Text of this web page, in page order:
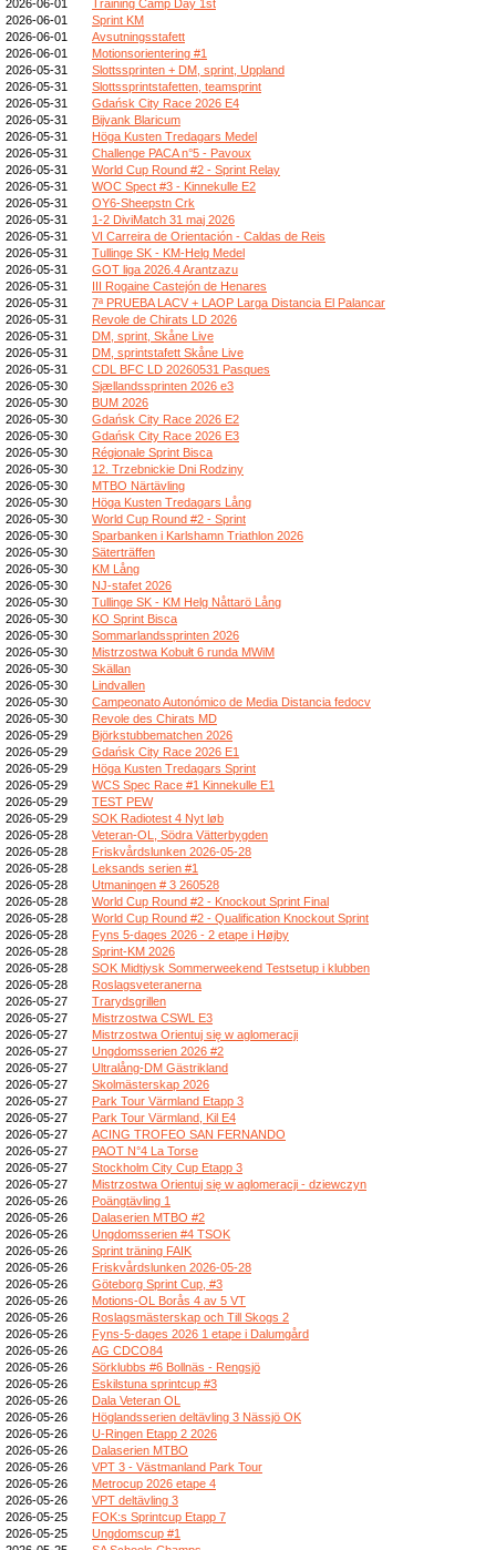
2026-06-01
Training Camp Day 1st
2026-06-01
Sprint KM
2026-06-01
Avsutningsstafett
2026-06-01
Motionsorientering #1
2026-05-31
Slottssprinten + DM, sprint, Uppland
2026-05-31
Slottssprintstafetten, teamsprint
2026-05-31
Gdańsk City Race 2026 E4
2026-05-31
Bijvank Blaricum
2026-05-31
Höga Kusten Tredagars Medel
2026-05-31
Challenge PACA n°5 - Pavoux
2026-05-31
World Cup Round #2 - Sprint Relay
2026-05-31
WOC Spect #3 - Kinnekulle E2
2026-05-31
OY6-Sheepstn Crk
2026-05-31
1-2 DiviMatch 31 maj 2026
2026-05-31
VI Carreira de Orientación - Caldas de Reis
2026-05-31
Tullinge SK - KM-Helg Medel
2026-05-31
GOT liga 2026.4 Arantzazu
2026-05-31
III Rogaine Castejón de Henares
2026-05-31
7ª PRUEBA LACV + LAOP Larga Distancia El Palancar
2026-05-31
Revole de Chirats LD 2026
2026-05-31
DM, sprint, Skåne Live
2026-05-31
DM, sprintstafett Skåne Live
2026-05-31
CDL BFC LD 20260531 Pasques
2026-05-30
Sjællandssprinten 2026 e3
2026-05-30
BUM 2026
2026-05-30
Gdańsk City Race 2026 E2
2026-05-30
Gdańsk City Race 2026 E3
2026-05-30
Régionale Sprint Bisca
2026-05-30
12. Trzebnickie Dni Rodziny
2026-05-30
MTBO Närtävling
2026-05-30
Höga Kusten Tredagars Lång
2026-05-30
World Cup Round #2 - Sprint
2026-05-30
Sparbanken i Karlshamn Triathlon 2026
2026-05-30
Säterträffen
2026-05-30
KM Lång
2026-05-30
NJ-stafet 2026
2026-05-30
Tullinge SK - KM Helg Nåttarö Lång
2026-05-30
KO Sprint Bisca
2026-05-30
Sommarlandssprinten 2026
2026-05-30
Mistrzostwa Kobułt 6 runda MWiM
2026-05-30
Skällan
2026-05-30
Lindvallen
2026-05-30
Campeonato Autonómico de Media Distancia fedocv
2026-05-30
Revole des Chirats MD
2026-05-29
Björkstubbematchen 2026
2026-05-29
Gdańsk City Race 2026 E1
2026-05-29
Höga Kusten Tredagars Sprint
2026-05-29
WCS Spec Race #1 Kinnekulle E1
2026-05-29
TEST PEW
2026-05-29
SOK Radiotest 4 Nyt løb
2026-05-28
Veteran-OL, Södra Vätterbygden
2026-05-28
Friskvårdslunken 2026-05-28
2026-05-28
Leksands serien #1
2026-05-28
Utmaningen # 3 260528
2026-05-28
World Cup Round #2 - Knockout Sprint Final
2026-05-28
World Cup Round #2 - Qualification Knockout Sprint
2026-05-28
Fyns 5-dages 2026 - 2 etape i Højby
2026-05-28
Sprint-KM 2026
2026-05-28
SOK Midtjysk Sommerweekend Testsetup i klubben
2026-05-28
Roslagsveteranerna
2026-05-27
Trarydsgrillen
2026-05-27
Mistrzostwa CSWL E3
2026-05-27
Mistrzostwa Orientuj się w aglomeracji
2026-05-27
Ungdomsserien 2026 #2
2026-05-27
Ultralång-DM Gästrikland
2026-05-27
Skolmästerskap 2026
2026-05-27
Park Tour Värmland Etapp 3
2026-05-27
Park Tour Värmland, Kil E4
2026-05-27
ACING TROFEO SAN FERNANDO
2026-05-27
PAOT N°4 La Torse
2026-05-27
Stockholm City Cup Etapp 3
2026-05-27
Mistrzostwa Orientuj się w aglomeracji - dziewczyn
2026-05-26
Poängtävling 1
2026-05-26
Dalaserien MTBO #2
2026-05-26
Ungdomsserien #4 TSOK
2026-05-26
Sprint träning FAIK
2026-05-26
Friskvårdslunken 2026-05-28
2026-05-26
Göteborg Sprint Cup, #3
2026-05-26
Motions-OL Borås 4 av 5 VT
2026-05-26
Roslagsmästerskap och Till Skogs 2
2026-05-26
Fyns-5-dages 2026 1 etape i Dalumgård
2026-05-26
AG CDCO84
2026-05-26
Sörklubbs #6 Bollnäs - Rengsjö
2026-05-26
Eskilstuna sprintcup #3
2026-05-26
Dala Veteran OL
2026-05-26
Höglandsserien deltävling 3 Nässjö OK
2026-05-26
U-Ringen Etapp 2 2026
2026-05-26
Dalaserien MTBO
2026-05-26
VPT 3 - Västmanland Park Tour
2026-05-26
Metrocup 2026 etape 4
2026-05-26
VPT deltävling 3
2026-05-25
FOK:s Sprintcup Etapp 7
2026-05-25
Ungdomscup #1